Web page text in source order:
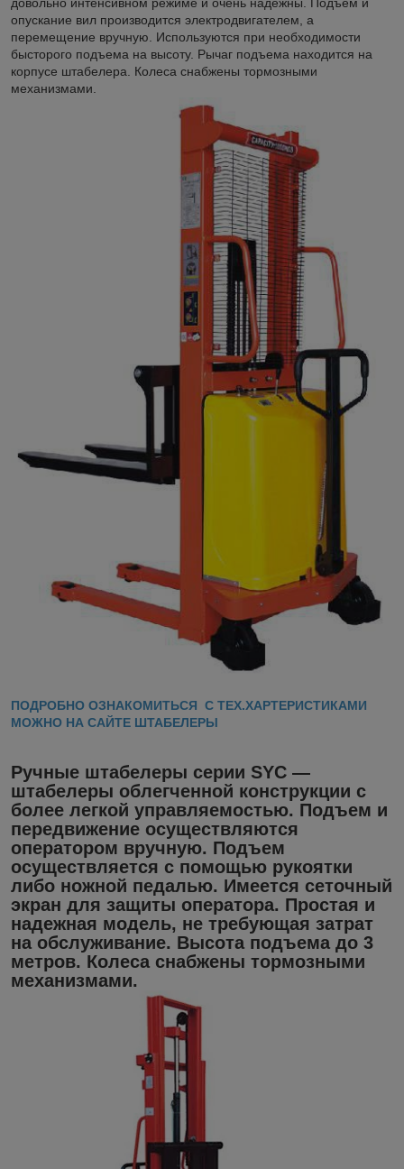
довольно интенсивном режиме и очень надежны. Подъем и
опускание вил производится электродвигателем, а
перемещение вручную. Используются при необходимости
бысторого подъема на высоту. Рычаг подъема находится на
корпусе штабелера. Колеса снабжены тормозными
механизмами.
ПОДРОБНО ОЗНАКОМИТЬСЯ С ТЕХ.ХАРТЕРИСТИКАМИ
МОЖНО НА САЙТЕ ШТАБЕЛЕРЫ
Ручные штабелеры серии SYC —
штабелеры облегченной конструкции с
более легкой управляемостью. Подъем и
передвижение осуществляются
оператором вручную. Подъем
осуществляется с помощью рукоятки
либо ножной педалью. Имеется сеточный
экран для защиты оператора. Простая и
надежная модель, не требующая затрат
на обслуживание. Высота подъема до 3
метров. Колеса снабжены тормозными
механизмами.